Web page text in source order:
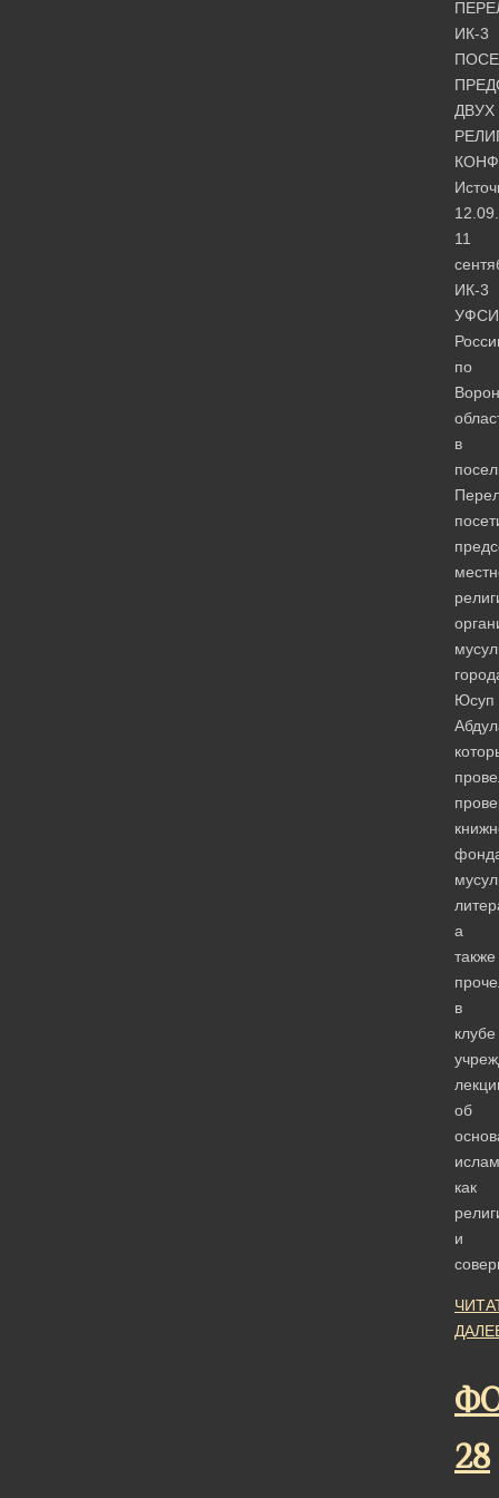
ИК-3
ДВУХ
11
ИК-3
по
в
Юсуп
а
также
в
клубе
об
как
и
28